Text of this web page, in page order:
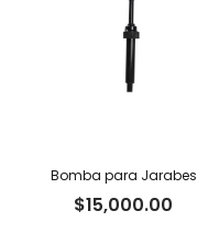
Bomba para Jarabes
$15,000.00